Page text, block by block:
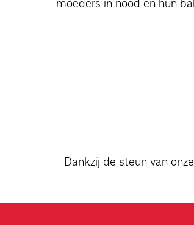
Dankzij de steun van